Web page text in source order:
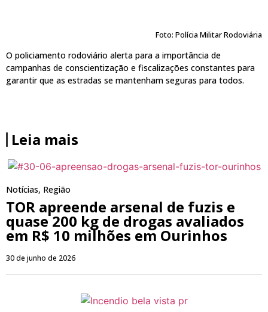
Foto: Polícia Militar Rodoviária
O policiamento rodoviário alerta para a importância de
campanhas de conscientização e fiscalizações constantes para
garantir que as estradas se mantenham seguras para todos.
Leia mais
Notícias, Região
TOR apreende arsenal de fuzis e
quase 200 kg de drogas avaliados
em R$ 10 milhões em Ourinhos
30 de junho de 2026